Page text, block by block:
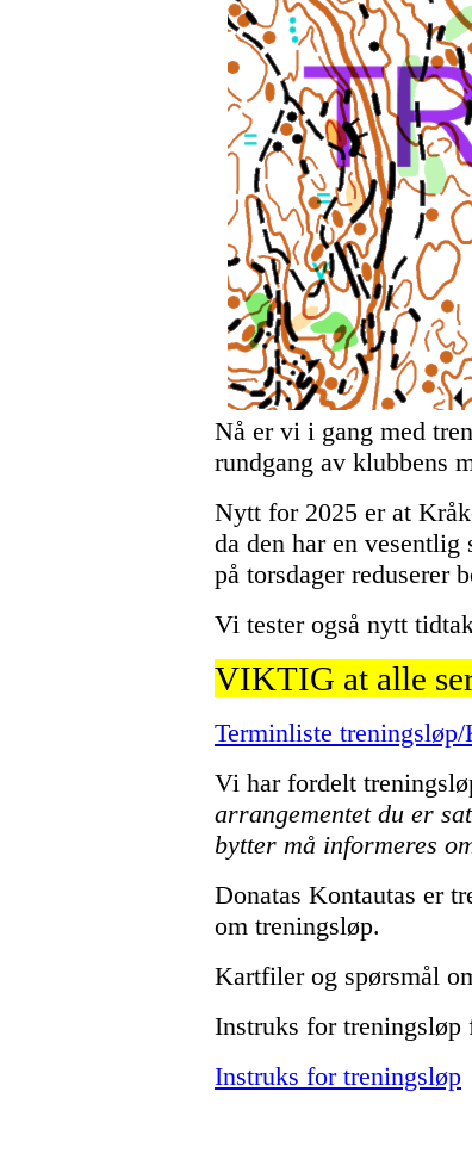
Nå er vi i gang med
rundgang av klubbens
Nytt for 2025 er at
da den har en
på torsdager reduserer
Vi tester også nytt
VIKTIG at alle
Terminliste
Vi har fordelt
arrangementet du er
bytter må informeres
Donatas Kontautas er
om treningsløp.
Kartfiler og spørsmål
Instruks for treningsløp
Instruks for treningsløp